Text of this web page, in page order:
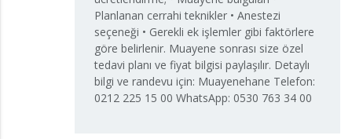
Planlanan cerrahi teknikler • Anestezi
seçeneği • Gerekli ek işlemler gibi faktörlere
göre belirlenir. Muayene sonrası size özel
tedavi planı ve fiyat bilgisi paylaşılır. Detaylı
bilgi ve randevu için: Muayenehane Telefon:
0212 225 15 00 WhatsApp: 0530 763 34 00